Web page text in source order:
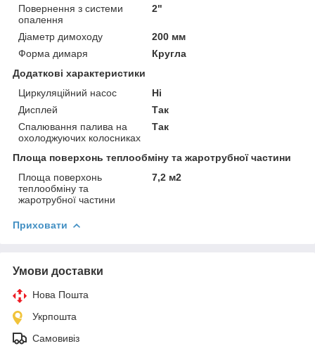
Повернення з системи
опалення
2"
Діаметр димоходу
200 мм
Форма димаря
Кругла
Додаткові характеристики
Циркуляційний насос
Ні
Дисплей
Так
Спалювання палива на
охолоджуючих колосниках
Так
Площа поверхонь теплообміну та жаротрубної частини
Площа поверхонь
теплообміну та
жаротрубної частини
7,2 м2
Приховати
Умови доставки
Нова Пошта
Укрпошта
Самовивіз